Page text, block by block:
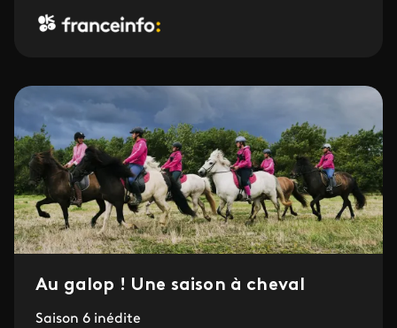
Au galop ! Une saison à cheval
Saison 6 inédite